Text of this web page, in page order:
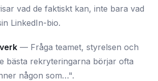
vad de faktiskt kan, inte bara vad
LinkedIn-bio.
— Fråga teamet, styrelsen och
bästa rekryteringarna börjar ofta
någon som…".